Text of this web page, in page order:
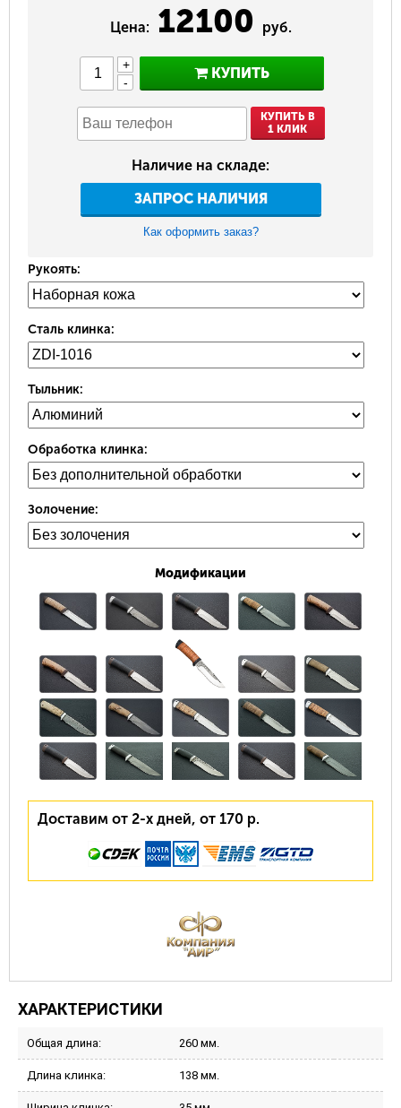
Цена: 12100 руб.
+
-
КУПИТЬ
КУПИТЬ В
1 КЛИК
Наличие на складе:
ЗАПРОС НАЛИЧИЯ
Как оформить заказ?
Рукоять:
Сталь клинка:
Тыльник:
Обработка клинка:
Золочение:
Модификации
Доставим от 2-х дней, от 170 р.
ХАРАКТЕРИСТИКИ
Общая длина: 260 мм.
Длина клинка: 138 мм.